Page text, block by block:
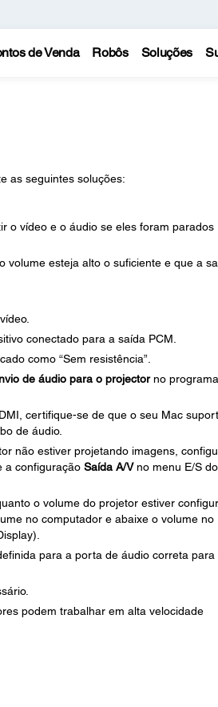
de Venda Robôs Soluções
as seguintes soluções:
o vídeo e o áudio se eles foram parados
volume esteja alto o suficiente e que a
conectado para a saída PCM.
como “Sem resistência”.
de áudio para o projectorno programa
certifique-se de que o seu Mac
de áudio.
não estiver projetando imagens,
a configuração Saída A/Vno menu E/S do
o volume do projetor estiver
no computador e abaixe o volume no
para a porta de áudio correta para
podem trabalhar em alta velocidade